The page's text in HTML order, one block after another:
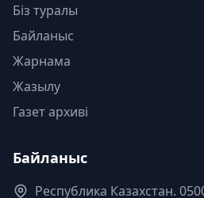
Біз туралы
Байланыс
Жарнама
Жазылу
Газет архиві
Байланыс
Республика Казахстан.